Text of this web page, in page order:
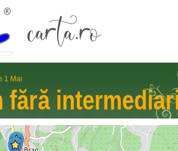
1 Mai
fără